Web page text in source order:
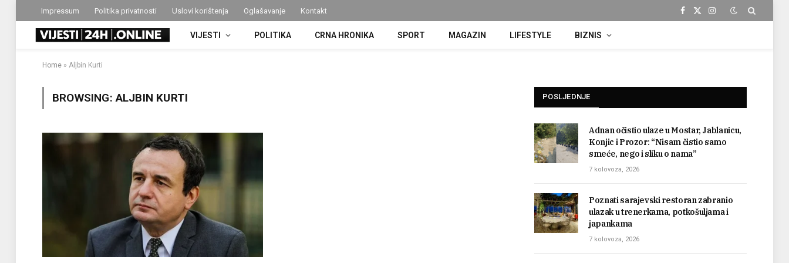
Impressum Politika privatnosti Uslovi korištenja Oglašavanje Kontakt
Facebook
X
Instagram
VIJESTI POLITIKA CRNA HRONIKA SPORT MAGAZIN LIFESTYLE BIZNIS
Home » Aljbin Kurti
BROWSING:ALJBIN KURTI POSLJEDNJE
Adnan očistio ulaze u Mostar, Jablanicu,
Konjic i Prozor: “Nisam čistio samo
smeće, nego i sliku o nama”
7 kolovoza, 2026
Poznati sarajevski restoran zabranio
ulazak u trenerkama, potkošuljama i
japankama
7 kolovoza, 2026